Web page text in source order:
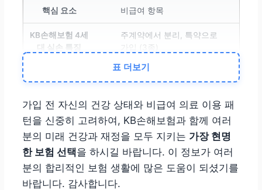
비급여 항목
주계약에서 분리, 특약으로
가입 (3종)
1년 단위, 비급여 이용량에 따
라차등제 적용
최대 할증
직전 1년 비급여 청구액 300
표 더보기
가입 전 자신의 건강 상태와 비급여 의료 이용 패
턴을 신중히 고려하여, KB손해보험과 함께 여러
분의 미래 건강과 재정을 모두 지키는 가장 현명
한 보험 선택을 하시길 바랍니다. 이 정보가 여러
분의 합리적인 보험 생활에 많은 도움이 되셨기를
바랍니다. 감사합니다.